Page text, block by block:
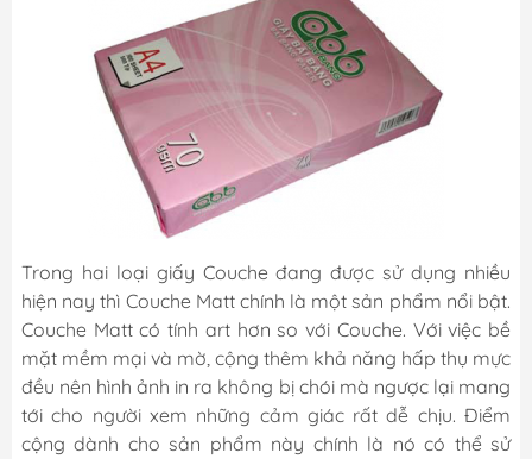
Trong hai loại giấy Couche đang được sử dụng nhiều
hiện nay thì Couche Matt chính là một sản phẩm nổi bật.
Couche Matt có tính art hơn so với Couche. Với việc bề
mặt mềm mại và mờ, cộng thêm khả năng hấp thụ mực
đều nên hình ảnh in ra không bị chói mà ngược lại mang
tới cho người xem những cảm giác rất dễ chịu. Điểm
cộng dành cho sản phẩm này chính là nó có thể sử